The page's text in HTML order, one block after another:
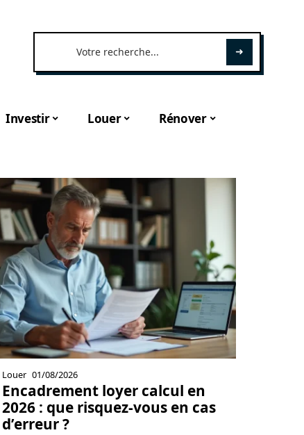
Investir Louer Rénover
Louer 01/08/2026
Encadrement loyer calcul en
2026 : que risquez-vous en cas
d’erreur ?